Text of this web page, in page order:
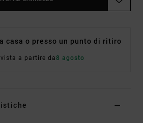
casa o presso un punto di ritiro
a partire da8 agosto